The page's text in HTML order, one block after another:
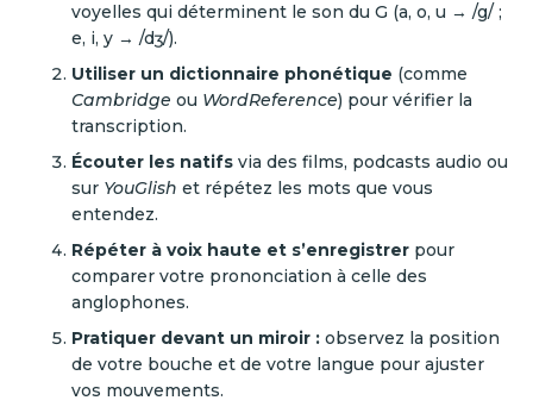
voyelles qui déterminent le son du G (a, o, u → /g/ ;
e, i, y → /dʒ/).
Utiliser un dictionnaire phonétique (comme
Cambridge ou WordReference) pour vérifier la
transcription.
Écouter les natifs via des films, podcasts audio ou
sur YouGlish et répétez les mots que vous
entendez.
Répéter à voix haute et s’enregistrer pour
comparer votre prononciation à celle des
anglophones.
Pratiquer devant un miroir : observez la position
de votre bouche et de votre langue pour ajuster
vos mouvements.